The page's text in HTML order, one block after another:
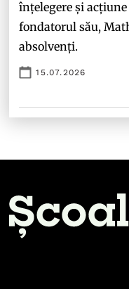
înțelegere și
fondatorul său,
absolvenți.
15.07.2026